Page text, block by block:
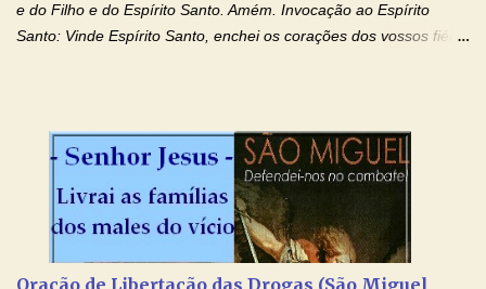
e do Filho e do Espírito Santo. Amém. Invocação ao Espírito
Santo: Vinde Espírito Santo, enchei os corações dos vossos fiéis
Santo, fazei que apreciemos retamente todas as coisas segundo
o mesmo Espírito e gozemos sempre da sua consolação. Por
Cristo, Senhor Nosso. Amém. Creio: Creio em Deus Pai Todo-
Poderoso, Criador do céu e da terra; e em Jesus Cristo, seu
único Filho, nosso Senhor; que foi concebido pelo poder do Espí­